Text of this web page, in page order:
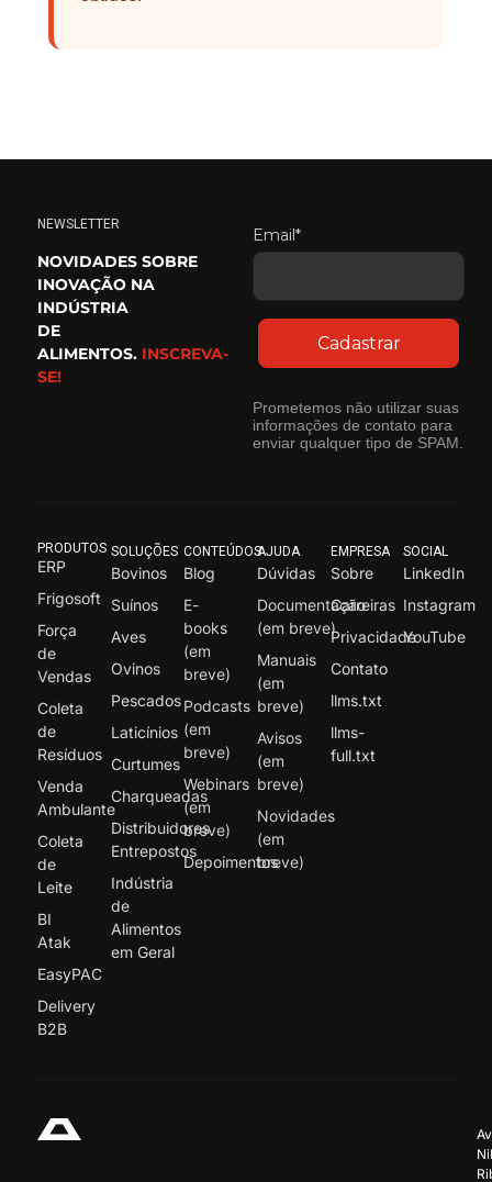
NEWSLETTER
NOVIDADES SOBRE
INOVAÇÃO NA
INDÚSTRIA
DE
ALIMENTOS. INSCREVA-
SE!
Email*
Cadastrar
Prometemos não utilizar suas
informações de contato para
enviar qualquer tipo de SPAM.
PRODUTOS
ERP
Frigosoft
Força
de
Vendas
Coleta
de
Resíduos
Venda
Ambulante
Coleta
de
Leite
BI
Atak
EasyPAC
Delivery
B2B
SOLUÇÕES
Bovinos
Suínos
Aves
Ovinos
Pescados
Laticínios
Curtumes
Charqueadas
Distribuidores
Entrepostos
Indústria
de
Alimentos
em Geral
CONTEÚDOS
Blog
E-
books
(em
breve)
Podcasts
(em
breve)
Webinars
(em
breve)
Depoimentos
AJUDA
Dúvidas
Documentação
(em breve)
Manuais
(em
breve)
Avisos
(em
breve)
Novidades
(em
breve)
EMPRESA
Sobre
Carreiras
Privacidade
Contato
llms.txt
llms-
full.txt
SOCIAL
LinkedIn
Instagram
YouTube